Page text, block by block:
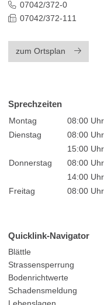
07042/372-0
07042/372-111
zum Ortsplan
Sprechzeiten
Montag
08:00
Dienstag
08:00
15:00
Donnerstag
08:00
14:00
Freitag
08:00
Quicklink-Navigator
Blättle
Strassensperrung
Bodenrichtwerte
Schadensmeldung